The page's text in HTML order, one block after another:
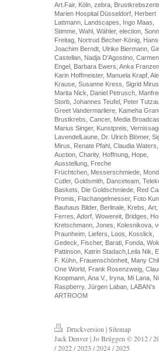
Art.Fair, Köln, zebra,
Marien Hospital Düsseldorf, Herbert
Lattmann, Landscapes, Ingo Maas,
Stimme, Wahl, Wähler, election,
Freitag, Nortrud Becher-König,
Joachim Berndt, Ulrike Biermann,
Castellan, Nadja D'Agostino, Carmen
Engel, Barbara Ewers, Anka Franzen,
Karin Hoffmeister, Manuela Krapf,
Krause, Susanne Kress, Sigrid Mirus,
Marita Nick, Daniel Petrusch,
Storb, Johannes Teufel, Peter
Greet Vandermarliere, Kameha
Brustkrebs, Cancer, Media
Marius Singer, Kunstpreis,
LavendelLaune, Dr. Ulrich Blömer,
Mirus, Renate Pfahl, Claudia Waters,
Auction, Charity, Hoffnung, Hope,
Ausstellung, Freche
Früchtchen, Messerschmiede,
Cutler, Goldsmith, Danceteam,
Baskets, Die Goldschmiede, Red
Promis, Flachangelmesser, Foto
Bauhaus Bilder, Berlinale, Krebs, Art,
Ferres, Adorf, Wowereit, Bridges,
Kretschmann, Jones, Kolesnikova,
Praunheim, Liefers, Loos, Kosslick,
Gedeck, Fischer, Barati, Fonda,
Pattinson, Katrin Stadach,Leila Nik,
F. Kühn, Frauenschönheit, Many
One World, Frank Rosenzweig,
Koopmann, Ana V., Iryna, Mi Lana,
Raspberry, Jürgen Laban, LABAN's
ARTROOM
Druckversion | Sitemap
Jack Denver | Jo Brüggen © 2012 /
/ 2022 / 2023 / 2024 / 2025